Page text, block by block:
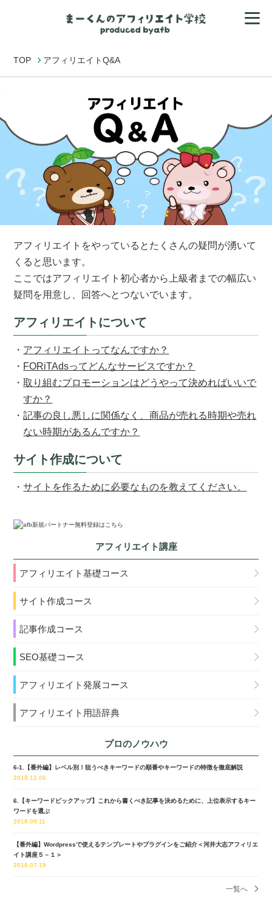
TOP アフィリエイトQ&A
アフィリエイトをやっているとたくさんの疑問が湧いて
くると思います。
ここではアフィリエイト初心者から上級者までの幅広い
疑問を用意し、回答へとつないでいます。
アフィリエイトについて
アフィリエイトってなんですか？
FORiTAdsってどんなサービスですか？
取り組むプロモーションはどうやって決めればいいで
すか？
記事の良し悪しに関係なく、商品が売れる時期や売れ
ない時期があるんですか？
サイト作成について
サイトを作るために必要なものを教えてください。
アフィリエイト講座
アフィリエイト基礎コース
サイト作成コース
記事作成コース
SEO基礎コース
アフィリエイト発展コース
アフィリエイト用語辞典
プロのノウハウ
6-1.【番外編】レベル別！狙うべきキーワードの順番やキーワードの特徴を徹底解説
2018.12.06
6.【キーワードピックアップ】これから書くべき記事を決めるために、上位表示するキー
ワードを選ぶ
2018.09.11
【番外編】Wordpressで使えるテンプレートやプラグインをご紹介＜河井大志アフィリエ
イト講座５－１＞
2018.07.19
一覧へ